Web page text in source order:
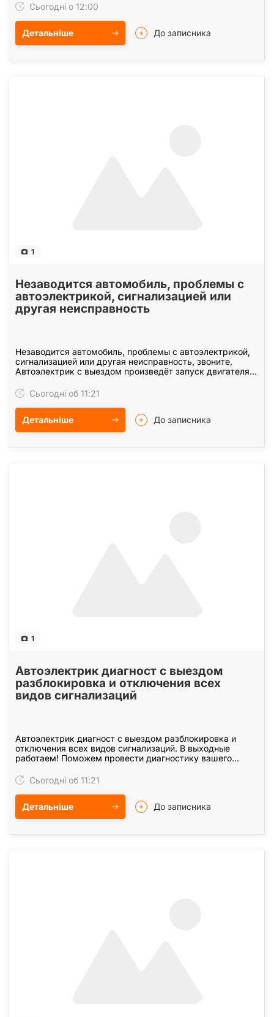
Сьогодні о 12:00
Детальніше До записника
1
Незаводится автомобиль, проблемы с
автоэлектрикой, сигнализацией или
другая неисправность
Незаводится автомобиль, проблемы с автоэлектрикой,
сигнализацией или другая неисправность, звоните,
Автоэлектрик с выездом произведёт запуск двигателя,
Сьогодні об 11:21
Детальніше До записника
1
Автоэлектрик диагност с выездом
разблокировка и отключения всех
видов сигнализаций
Автоэлектрик диагност с выездом разблокировка и
отключения всех видов сигнализаций. В выходные
работаем! Поможем провести диагностику вашего
в… Сьогодні об 11:21
Детальніше До записника